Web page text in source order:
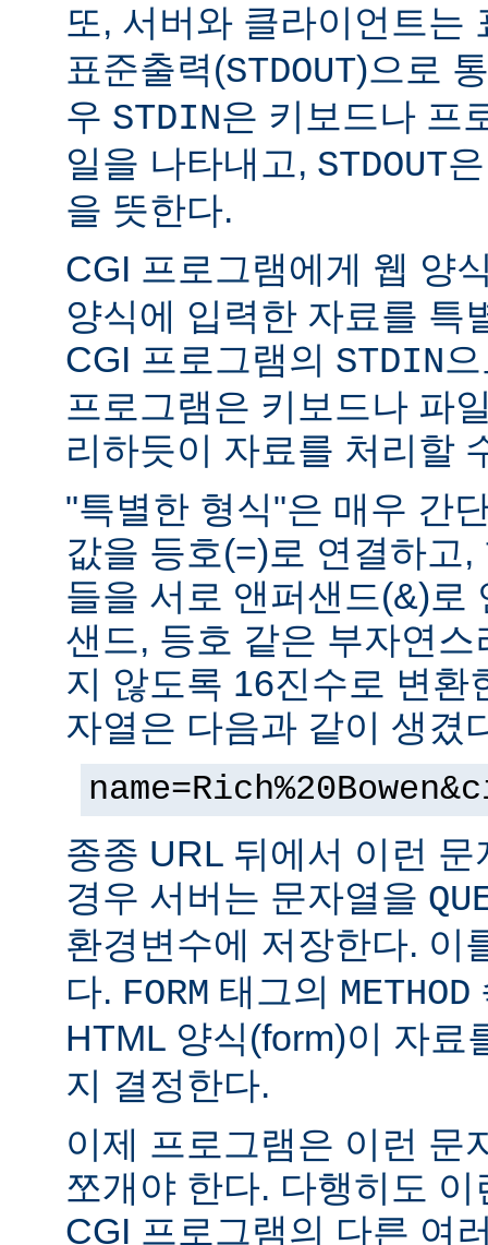
또, 서버와 클라이언트는
표준출력(STDOUT)으로
우 STDIN은 키보드나 프
일을 나타내고, STDOUT
을 뜻한다.
CGI 프로그램에게 웹 양
양식에 입력한 자료를 특
CGI 프로그램의 STDIN
프로그램은 키보드나 파
리하듯이 자료를 처리할
"특별한 형식"은 매우 간
값을 등호(=)로 연결하고
들을 서로 앤퍼샌드(&)로
샌드, 등호 같은 부자연
지 않도록 16진수로 변환
자열은 다음과 같이 생겼
종종 URL 뒤에서 이런
경우 서버는 문자열을
환경변수에 저장한다. 이
다. FORM 태그의 METHOD
HTML 양식(form)이 자료
지 결정한다.
이제 프로그램은 이런 문
쪼개야 한다. 다행히도
CGI 프로그램의 다른 여